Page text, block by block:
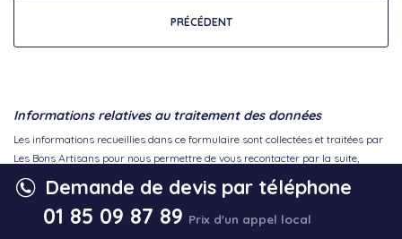
PRÉCÉDENT
Informations relatives au traitement des données
Les informations recueillies dans ce formulaire sont collectées et traitées par
Les Bons Artisans pour nous permettre de vous recontacter par la suite,
notamment pour vous proposer un devis commercial gratuit.
Plus d'informations sur vos droits, et sur la gestion et le traitement des
données ici.
Demande de devis par téléphone
01 85 09 87 89 Prix d'un appel local